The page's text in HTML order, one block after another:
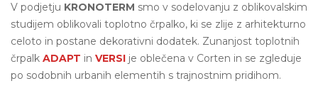
V podjetju KRONOTERM smo v sodelovanju z oblikovalskim
studijem oblikovali toplotno črpalko, ki se zlije z arhitekturno
celoto in postane dekorativni dodatek. Zunanjost toplotnih
črpalk ADAPT in VERSI je oblečena v Corten in se zgleduje
po sodobnih urbanih elementih s trajnostnim pridihom.